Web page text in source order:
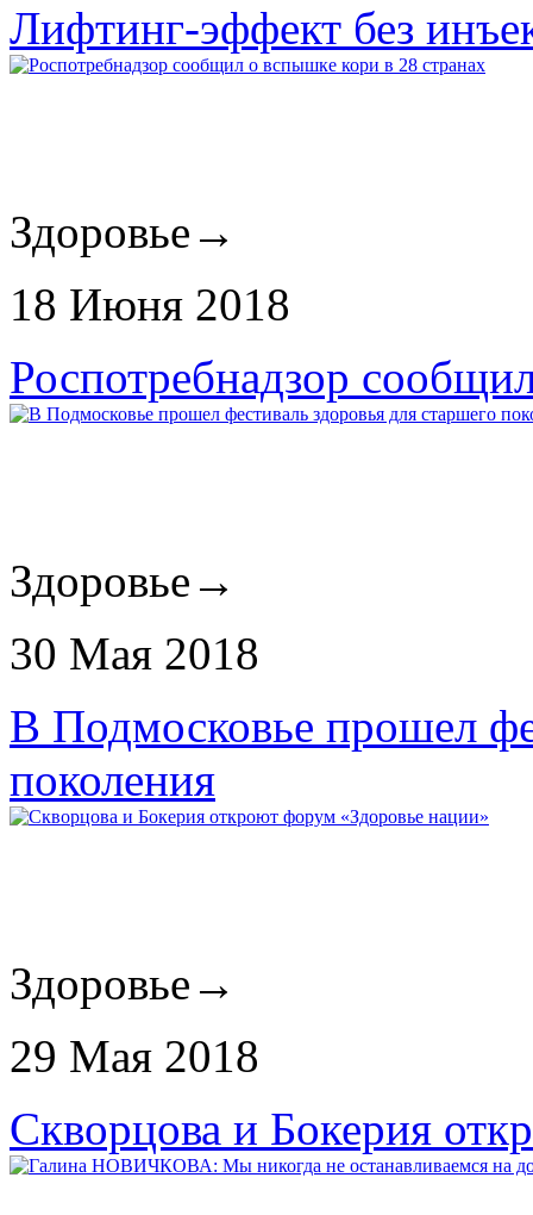
Лифтинг-эффект без
Здоровье →
18 Июня 2018
Роспотребнадзор
Здоровье →
30 Мая 2018
В Подмосковье прошел
поколения
Здоровье →
29 Мая 2018
Скворцова и Бокерия